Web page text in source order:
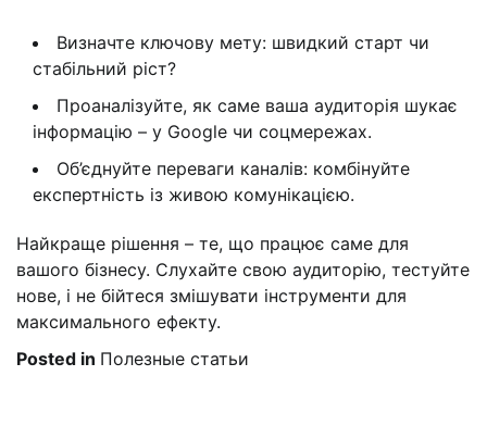
Визначте ключову мету: швидкий старт чи
стабільний ріст?
Проаналізуйте, як саме ваша аудиторія шукає
інформацію – у Google чи соцмережах.
Об’єднуйте переваги каналів: комбінуйте
експертність із живою комунікацією.
Найкраще рішення – те, що працює саме для
вашого бізнесу. Слухайте свою аудиторію, тестуйте
нове, і не бійтеся змішувати інструменти для
максимального ефекту.
Posted in Полезные статьи